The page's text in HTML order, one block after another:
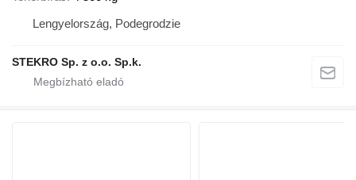
Lengyelország, Podegrodzie
STEKRO Sp. z o.o. Sp.k.